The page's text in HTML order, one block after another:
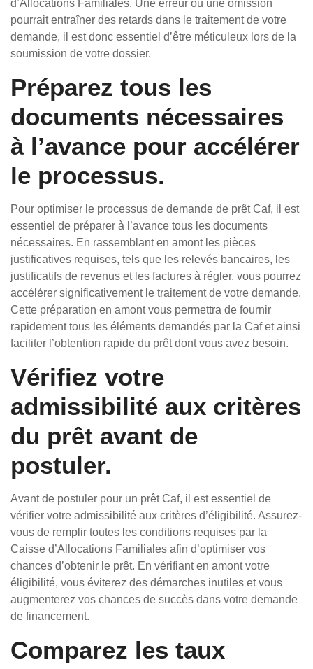
d’Allocations Familiales. Une erreur ou une omission
pourrait entraîner des retards dans le traitement de votre
demande, il est donc essentiel d’être méticuleux lors de la
soumission de votre dossier.
Préparez tous les
documents nécessaires
à l’avance pour accélérer
le processus.
Pour optimiser le processus de demande de prêt Caf, il est
essentiel de préparer à l’avance tous les documents
nécessaires. En rassemblant en amont les pièces
justificatives requises, tels que les relevés bancaires, les
justificatifs de revenus et les factures à régler, vous pourrez
accélérer significativement le traitement de votre demande.
Cette préparation en amont vous permettra de fournir
rapidement tous les éléments demandés par la Caf et ainsi
faciliter l’obtention rapide du prêt dont vous avez besoin.
Vérifiez votre
admissibilité aux critères
du prêt avant de
postuler.
Avant de postuler pour un prêt Caf, il est essentiel de
vérifier votre admissibilité aux critères d’éligibilité. Assurez-
vous de remplir toutes les conditions requises par la
Caisse d’Allocations Familiales afin d’optimiser vos
chances d’obtenir le prêt. En vérifiant en amont votre
éligibilité, vous éviterez des démarches inutiles et vous
augmenterez vos chances de succès dans votre demande
de financement.
Comparez les taux